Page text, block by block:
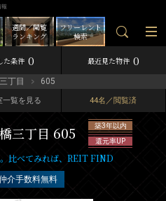
フリーレント
検索
週間／閲覧
ランキング
た条件 0 最近見た物件 0
丁目 605
一覧を見る 44名／閲覧済
三丁目 605
築3年以内
還元率UP
比べてみれば、REIT FIND
介手数料無料